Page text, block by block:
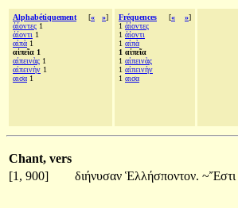
Alphabétiquement [« »]
ἀίοντες 1
ἀίοντι 1
αἰπὰ 1
αἰπεῖα 1
αἰπεινὰς 1
αἰπεινὴν 1
αισα 1
Fréquences [« »]
1 ἀίοντες
1 ἀίοντι
1 αἰπὰ
1 αἰπεῖα
1 αἰπεινὰς
1 αἰπεινὴν
1 αισα
Chant, vers
[1, 900]
διήνυσαν Ἑλλήσποντον. ~Ἔστι